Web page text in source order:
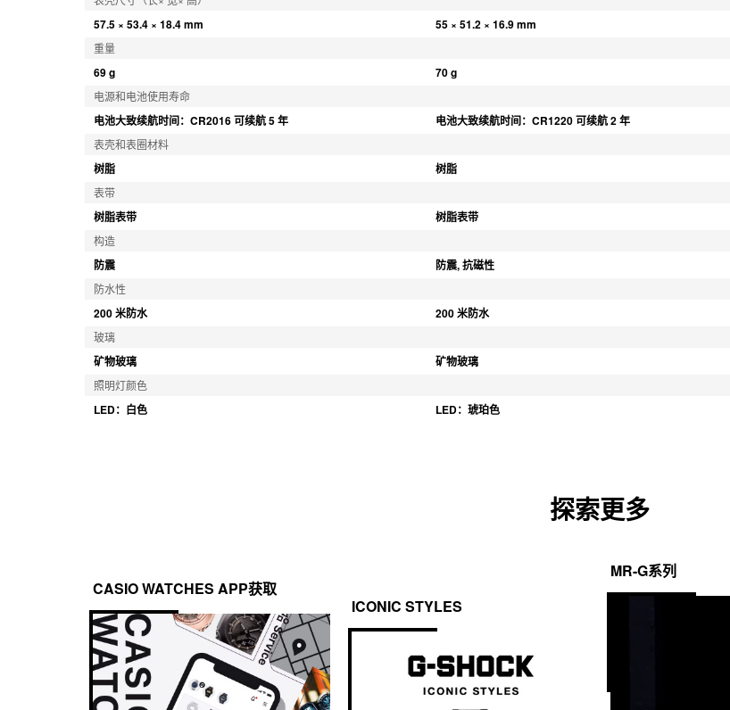
57.5 × 53.4 × 18.4 mm 55 × 51.2 × 16.9 mm
重量
69 g 70 g
电源和电池使用寿命
电池大致续航时间：CR2016 可续航 5 年 电池大致续航时间：CR1220 可续航 2 年
表壳和表圈材料
树脂 树脂
表带
树脂表带 树脂表带
构造
防震 防震, 抗磁性
防水性
200 米防水 200 米防水
玻璃
矿物玻璃 矿物玻璃
照明灯颜色
LED：白色 LED：琥珀色
探索更多
CASIO WATCHES APP获取
ICONIC STYLES
MR-G系列